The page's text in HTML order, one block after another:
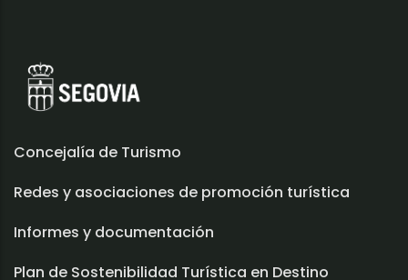
Concejalía de Turismo
Redes y asociaciones de promoción turística
Informes y documentación
Plan de Sostenibilidad Turística en Destino